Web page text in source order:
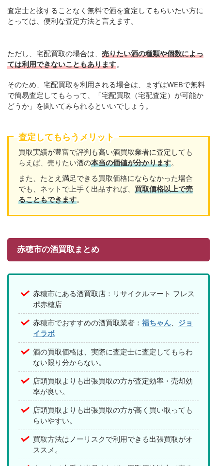
査定士と接することなく無料で酒を査定してもらいたい方に
とっては、便利な査定方法と言えます。
ただし、宅配買取の場合は、 売りたい酒の種類や個数によっ
ては利用できないこともあります。
そのため、宅配買取を利用される場合は、まずはWEBで無料
で簡易査定してもらって、「宅配買取（宅配査定）が可能か
どうか」を聞いてみられるといいでしょう。
査定してもらうメリット
買取実績が豊富で評判も高い酒買取業者に査定しても
らえば、売りたい酒の本当の価値が分かります。
また、たとえ満足できる買取価格にならなかった場合
でも、ネットで上手く出品すれば、 買取価格以上で売
ることもできます。
赤穂市の酒買取まとめ
赤穂市にある酒買取店：リサイクルマート フレス
ポ赤穂店
赤穂市でおすすめの酒買取業者： 福ちゃん
ジョ
イラボ
酒の買取価格は、実際に査定士に査定してもらわ
ない限り分からない。
店頭買取よりも出張買取の方が査定効率・売却効
率が良い。
店頭買取よりも出張買取の方が高く買い取っても
らいやすい。
買取方法はノーリスクで利用できる出張買取がオ
ススメ。